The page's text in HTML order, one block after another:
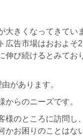
大きくなってきてい
広告市場はおおよそ
伸び続けるとみてお
があります。
からのニーズです。
様のところに訪問し
かお困りのことはな